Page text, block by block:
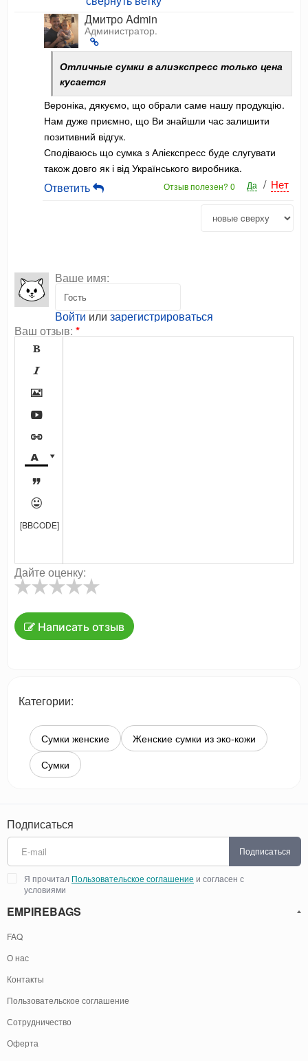
Дмитро Admin
Администратор.
Отличные сумки в алиэкспресс только цена
кусается
Вероніка, дякуємо, що обрали саме нашу продукцію.
Нам дуже приємно, що Ви знайшли час залишити
позитивний відгук.
Сподіваюсь що сумка з Алієкспресс буде слугувати
також довго як і від Українського виробника.
Да / Нет
Отзыв полезен?0
Ответить
Ваше имя:
Войти или зарегистрироваться
Ваш отзыв: *









[BBCODE]
Дайте оценку:
Написать отзыв
Категории:
Сумки женские
Женские сумки из эко-кожи
Сумки
Подписаться
Подписаться
Я прочитал Пользовательское соглашение и согласен с
условиями
EMPIREBAGS
FAQ
О нас
Контакты
Пользовательское соглашение
Сотрудничество
Оферта